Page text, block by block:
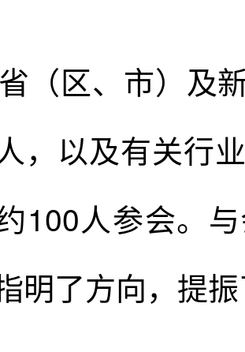
（区、市）及
，以及有关行
100人参会。
明了方向，提